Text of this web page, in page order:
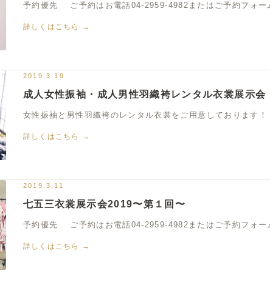
予約優先 ご予約はお電話04-2959-4982またはご予約フォー
詳しくはこちら →
2019.3.19
成人女性振袖・成人男性羽織袴レンタル衣裳展示会
女性振袖と男性羽織袴のレンタル衣裳をご用意しております
詳しくはこちら →
2019.3.11
七五三衣裳展示会2019〜第１回〜
予約優先 ご予約はお電話04-2959-4982またはご予約フォー
詳しくはこちら →